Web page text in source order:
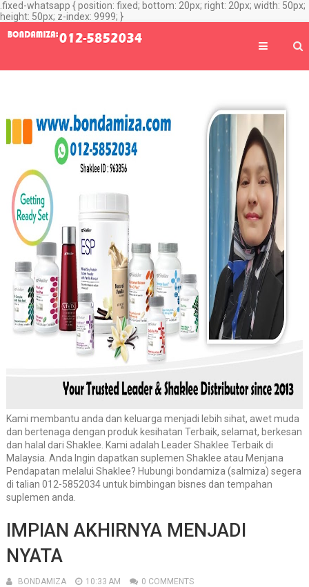
.fixed-whatsapp { position: fixed; bottom: 20px; right: 20px; width: 50px;
height: 50px; z-index: 9999; }
Kami membantu anda dan keluarga menjadi lebih sihat, awet muda
dan bertenaga dengan produk kesihatan Terbaik, selamat, berkesan
dan halal dari Shaklee. Kami adalah Leader Shaklee Terbaik di
Malaysia. Anda Ingin dapatkan suplemen Shaklee atau Menjana
Pendapatan melalui Shaklee? Hubungi bondamiza (salmiza) segera
di talian 012-5852034 untuk bimbingan bisnes dan tempahan
suplemen anda.
IMPIAN AKHIRNYA MENJADI
NYATA
BONDAMIZA 10:33 AM 0 COMMENTS